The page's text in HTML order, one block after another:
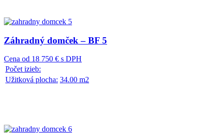
Záhradný domček – BF 5
Cena od 18 750 € s DPH
Počet izieb:
Užitková plocha: 34.00 m2